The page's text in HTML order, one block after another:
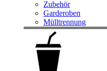
Zubehör
Garderoben
Mülltrennung